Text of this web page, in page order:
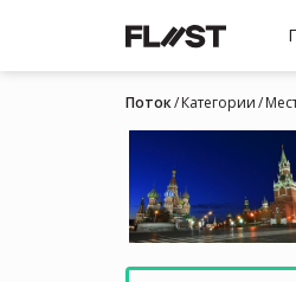
Поток Категории